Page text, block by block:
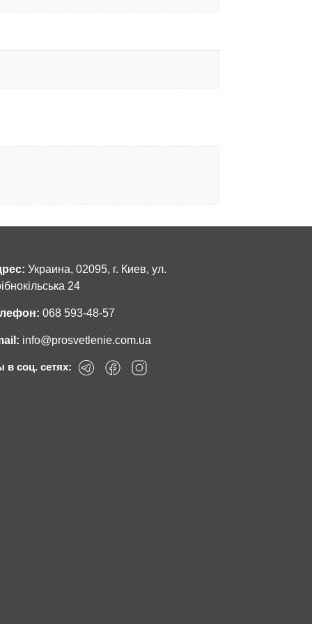
Украина, 02095, г. Киев, ул.
24
068 593-48-57
info@prosvetlenie.com.ua
в соц. сетях: